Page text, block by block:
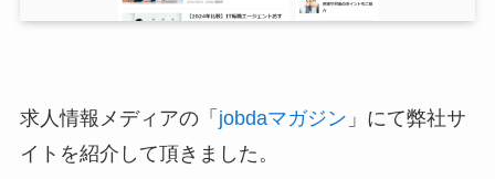
求人情報メディアの「 jobdaマガジン 」にて弊社サ
イトを紹介して頂きました。